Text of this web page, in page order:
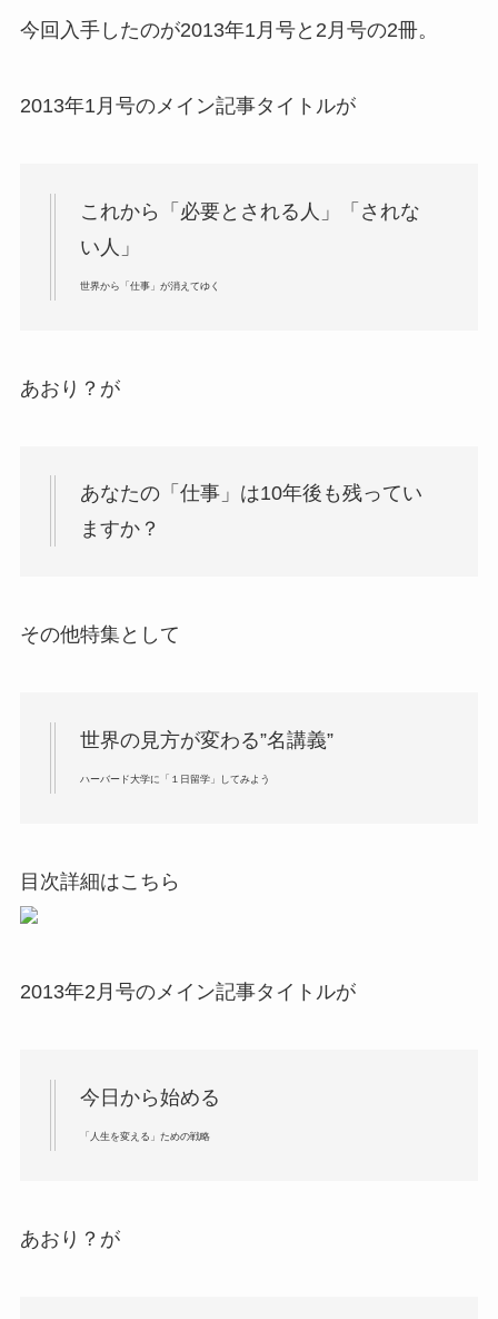
今回入手したのが2013年1月号と2月号の2冊。
2013年1月号のメイン記事タイトルが
これから「必要とされる人」「されな
い人」
世界から「仕事」が消えてゆく
あおり？が
あなたの「仕事」は10年後も残ってい
ますか？
その他特集として
世界の見方が変わる”名講義”
ハーバード大学に「１日留学」してみよう
目次詳細はこちら
2013年2月号のメイン記事タイトルが
今日から始める
「人生を変える」ための戦略
あおり？が